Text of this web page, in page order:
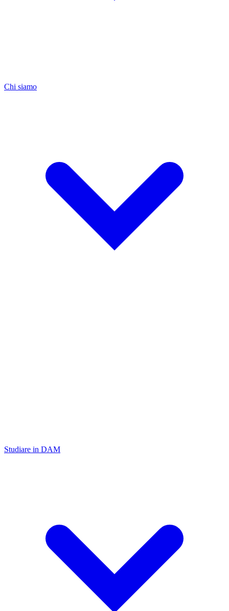
Chi siamo
Studiare in DAM